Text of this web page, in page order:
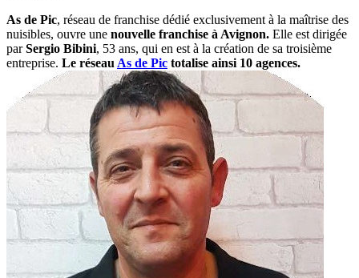
As de Pic, réseau de franchise dédié exclusivement à la maîtrise des
nuisibles, ouvre une nouvelle franchise à Avignon. Elle est dirigée
parSergio Bibini, 53 ans, qui en est à la création de sa troisième
entreprise. Le réseau As de Pic totalise ainsi 10 agences.